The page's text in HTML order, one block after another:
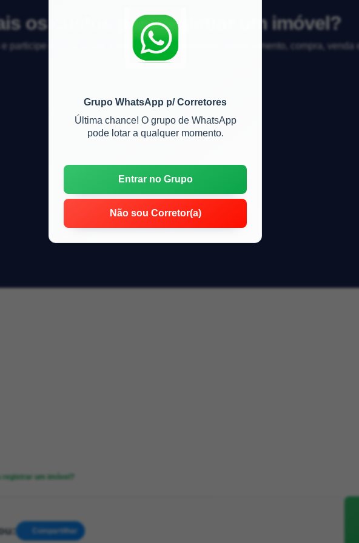
Grupo WhatsApp p/ Corretores
Última chance! O grupo de WhatsApp
pode lotar a qualquer momento.
Entrar no Grupo
Não sou Corretor(a)
os custos para registrar um imóvel?
participe da discussão sobre mercado imobiliário, financiamento, compra, venda
registrar um imóvel?
Compartilhar